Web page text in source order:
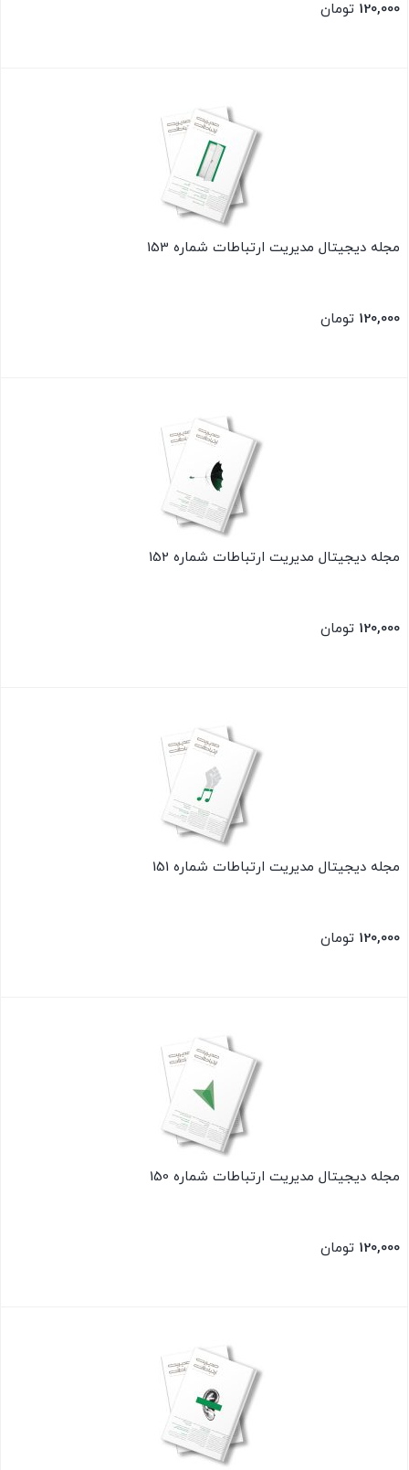
120,000 تومان
مجله دیجیتال مدیریت ارتباطات شماره 153
120,000 تومان
مجله دیجیتال مدیریت ارتباطات شماره 152
120,000 تومان
مجله دیجیتال مدیریت ارتباطات شماره 151
120,000 تومان
مجله دیجیتال مدیریت ارتباطات شماره 150
120,000 تومان